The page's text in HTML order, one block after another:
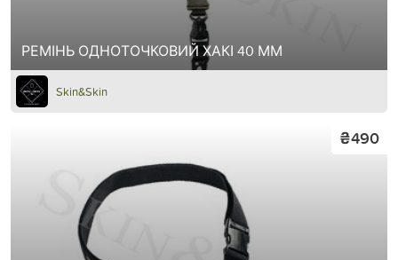
РЕМІНЬ ОДНОТОЧКОВИЙ ХАКІ 40 ММ
Skin&Skin
₴490